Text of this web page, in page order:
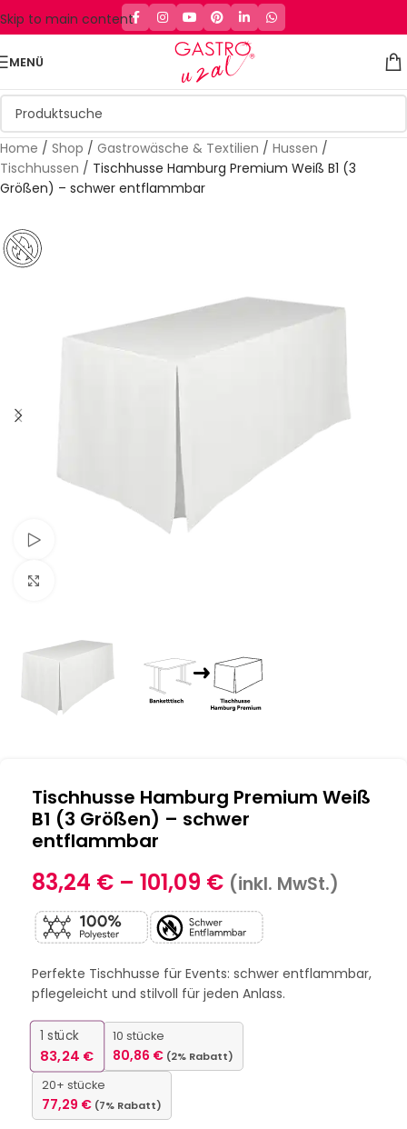
Skip to main content
MENÜ
Home / Shop / Gastrowäsche & Textilien / Hussen /
Tischhussen / Tischhusse Hamburg Premium Weiß B1 (3
Größen) – schwer entflammbar
Tischhusse Hamburg Premium Weiß
B1 (3 Größen) – schwer
entflammbar
83,24 € – 101,09 € (inkl. MwSt.)
Perfekte Tischhusse für Events: schwer entflammbar,
pflegeleicht und stilvoll für jeden Anlass.
1 stück
83,24 €
10 stücke
80,86 € (2% Rabatt)
20+ stücke
77,29 € (7% Rabatt)